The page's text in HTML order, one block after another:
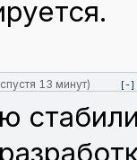
13 минут) [-]